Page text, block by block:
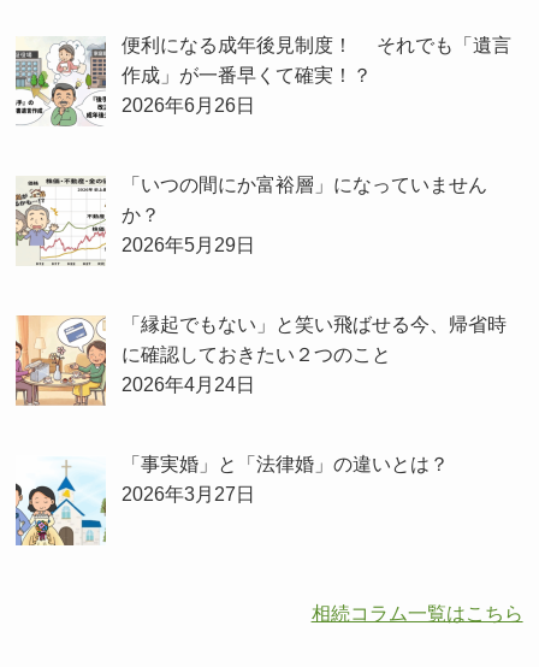
便利になる成年後見制度！ それでも「遺言
作成」が一番早くて確実！？
2026年6月26日
「いつの間にか富裕層」になっていません
か？
2026年5月29日
「縁起でもない」と笑い飛ばせる今、帰省時
に確認しておきたい２つのこと
2026年4月24日
「事実婚」と「法律婚」の違いとは？
2026年3月27日
相続コラム一覧はこちら